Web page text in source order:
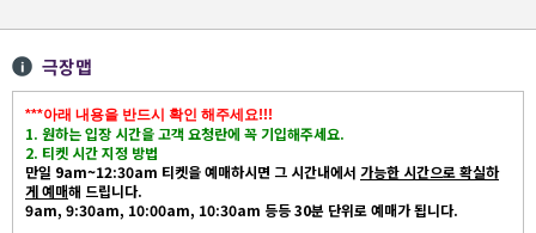
극장맵
***아래 내용을 반드시 확인 해주세요!!!
1. 원하는 입장 시간을 고객 요청란에 꼭 기입해주세요.
2. 티켓 시간 지정 방법
만일 9am~12:30am 티켓을 예매하시면 그 시간내에서 가능한 시간으로 확실하
게 예매해 드립니다.
9am, 9:30am, 10:00am, 10:30am 등등 30분 단위로 예매가 됩니다.